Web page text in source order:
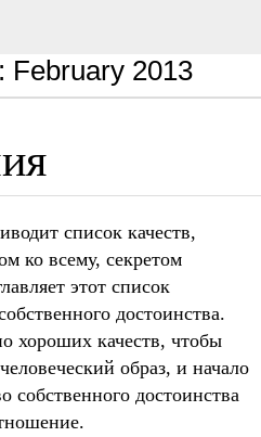
February 2013
список качеств,
ко всему, секретом
этот список
достоинства.
хороших качеств, чтобы
образ, и начало
собственного достоинства